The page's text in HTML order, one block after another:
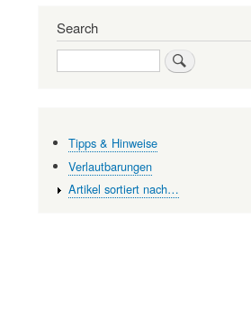
Search
Search
Tipps & Hinweise
Verlautbarungen
Artikel sortiert nach…